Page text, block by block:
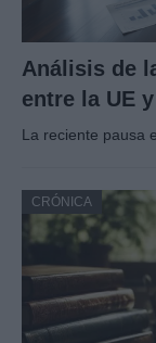
Análisis de
entre la UE
La reciente pausa
CRÓNICA